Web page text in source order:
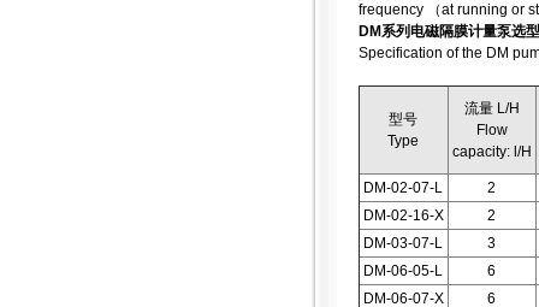
frequency （at running or
DM系列电磁隔膜计量泵选
Specification of the DM
型号
Type
流量 L/H
Flow
capacity: l/H
DM-02-07-L
2
DM-02-16-X
2
DM-03-07-L
3
DM-06-05-L
6
DM-06-07-X
6